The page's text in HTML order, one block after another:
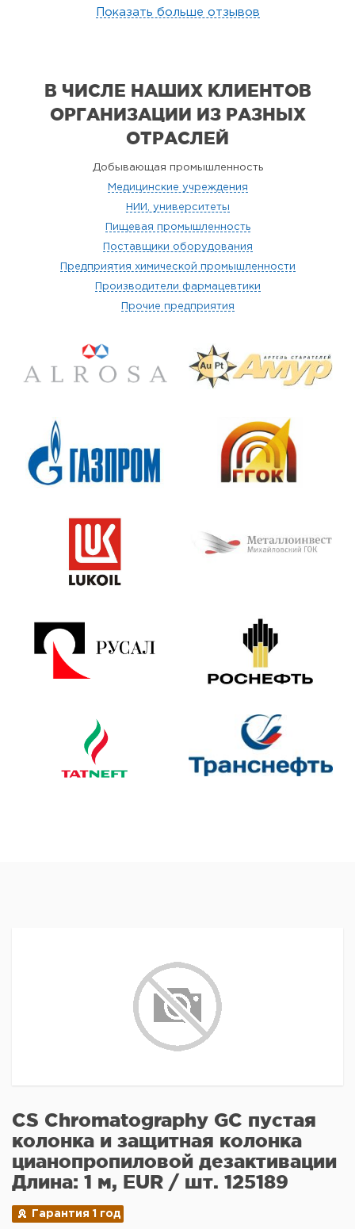
Показать больше отзывов
В ЧИСЛЕ НАШИХ КЛИЕНТОВ
ОРГАНИЗАЦИИ ИЗ РАЗНЫХ
ОТРАСЛЕЙ
Добывающая промышленность
Медицинские учреждения
НИИ, университеты
Пищевая промышленность
Поставщики оборудования
Предприятия химической промышленности
Производители фармацевтики
Прочие предприятия
CS Chromatography GC пустая
колонка и защитная колонка
цианопропиловой дезактивации
Длина: 1 м, EUR / шт. 125189
Гарантия 1 год